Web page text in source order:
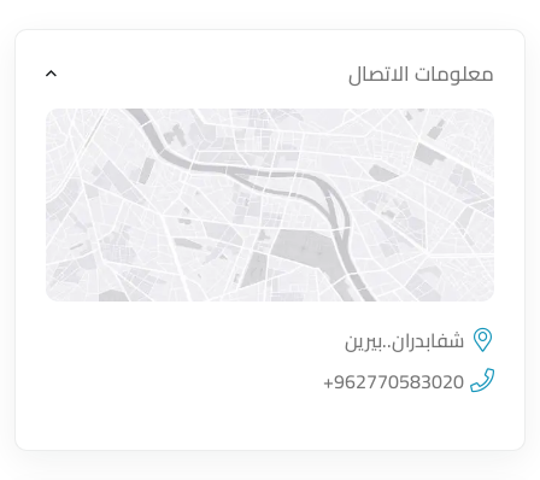
معلومات الاتصال
اضغط لتحميل الموقع
شفابدران..بيرين
+962770583020